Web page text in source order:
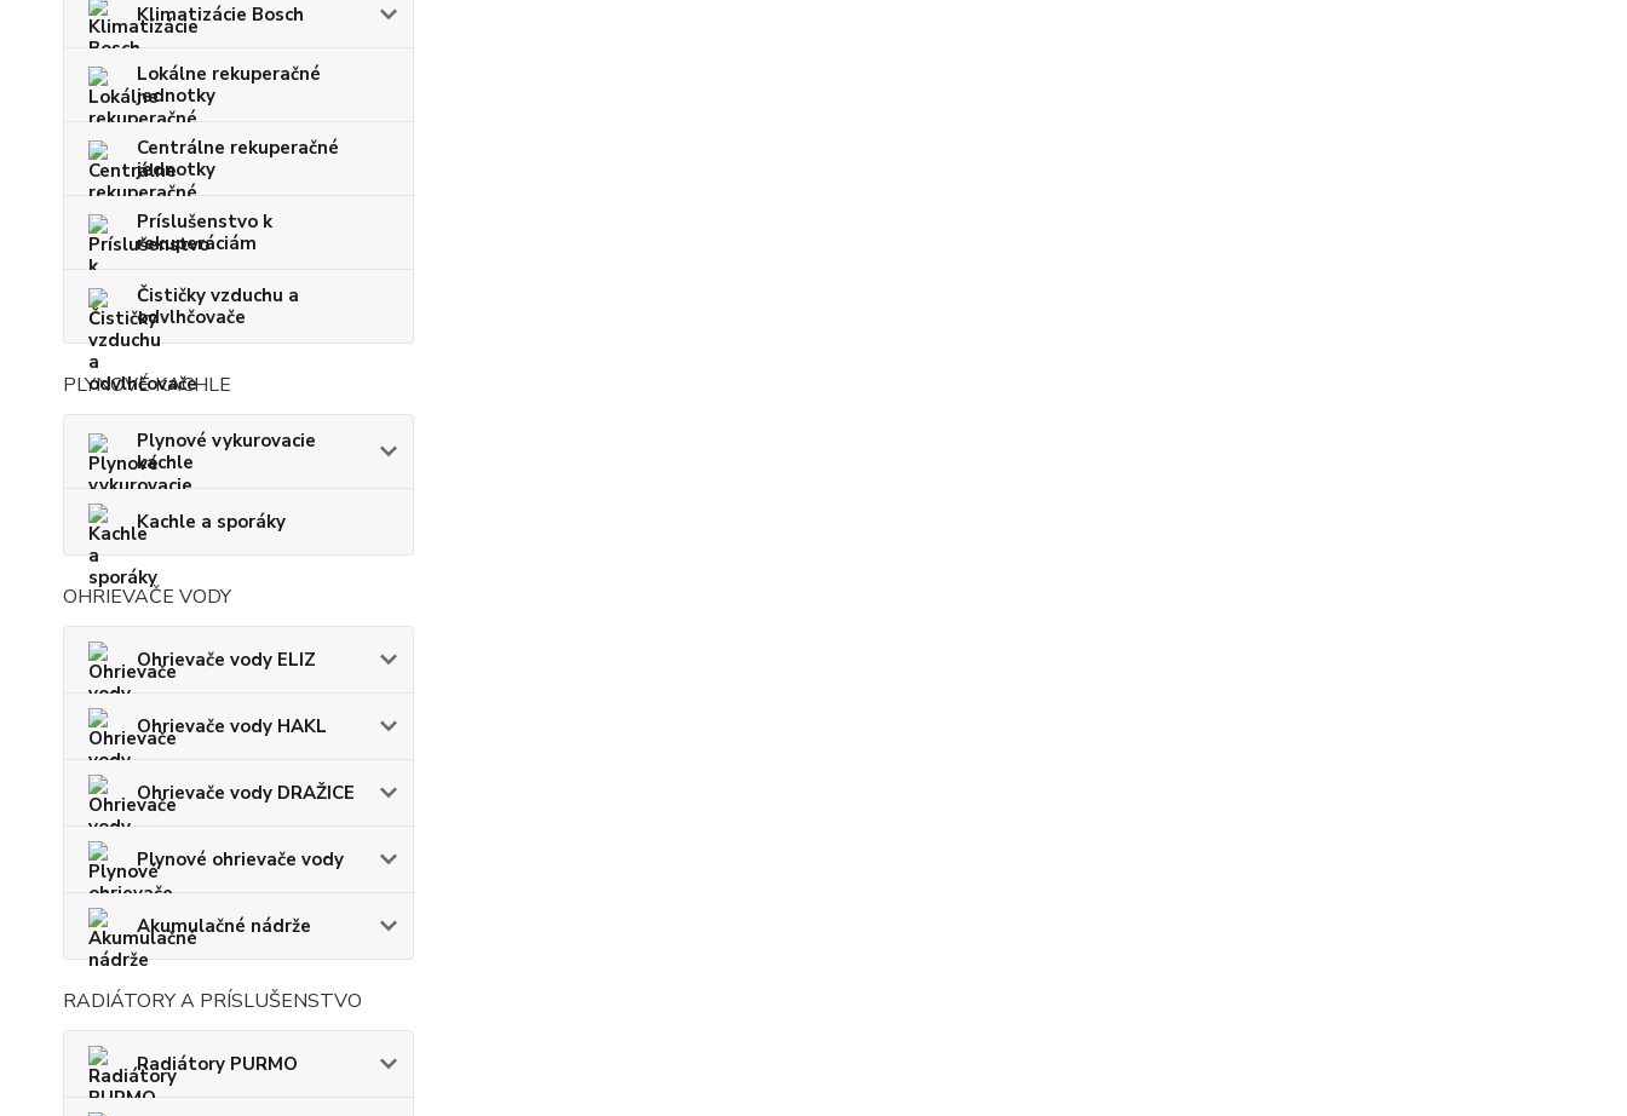
Klimatizácie Bosch
Lokálne rekuperačné
jednotky
Centrálne rekuperačné
jednotky
Príslušenstvo k
rekuperáciám
Čističky vzduchu a
odvlhčovače
PLYNOVÉ KACHLE
Plynové vykurovacie
kachle
Kachle a sporáky
OHRIEVAČE VODY
Ohrievače vody ELIZ
Ohrievače vody HAKL
Ohrievače vody DRAŽICE
Plynové ohrievače vody
Akumulačné nádrže
RADIÁTORY A PRÍSLUŠENSTVO
Radiátory PURMO